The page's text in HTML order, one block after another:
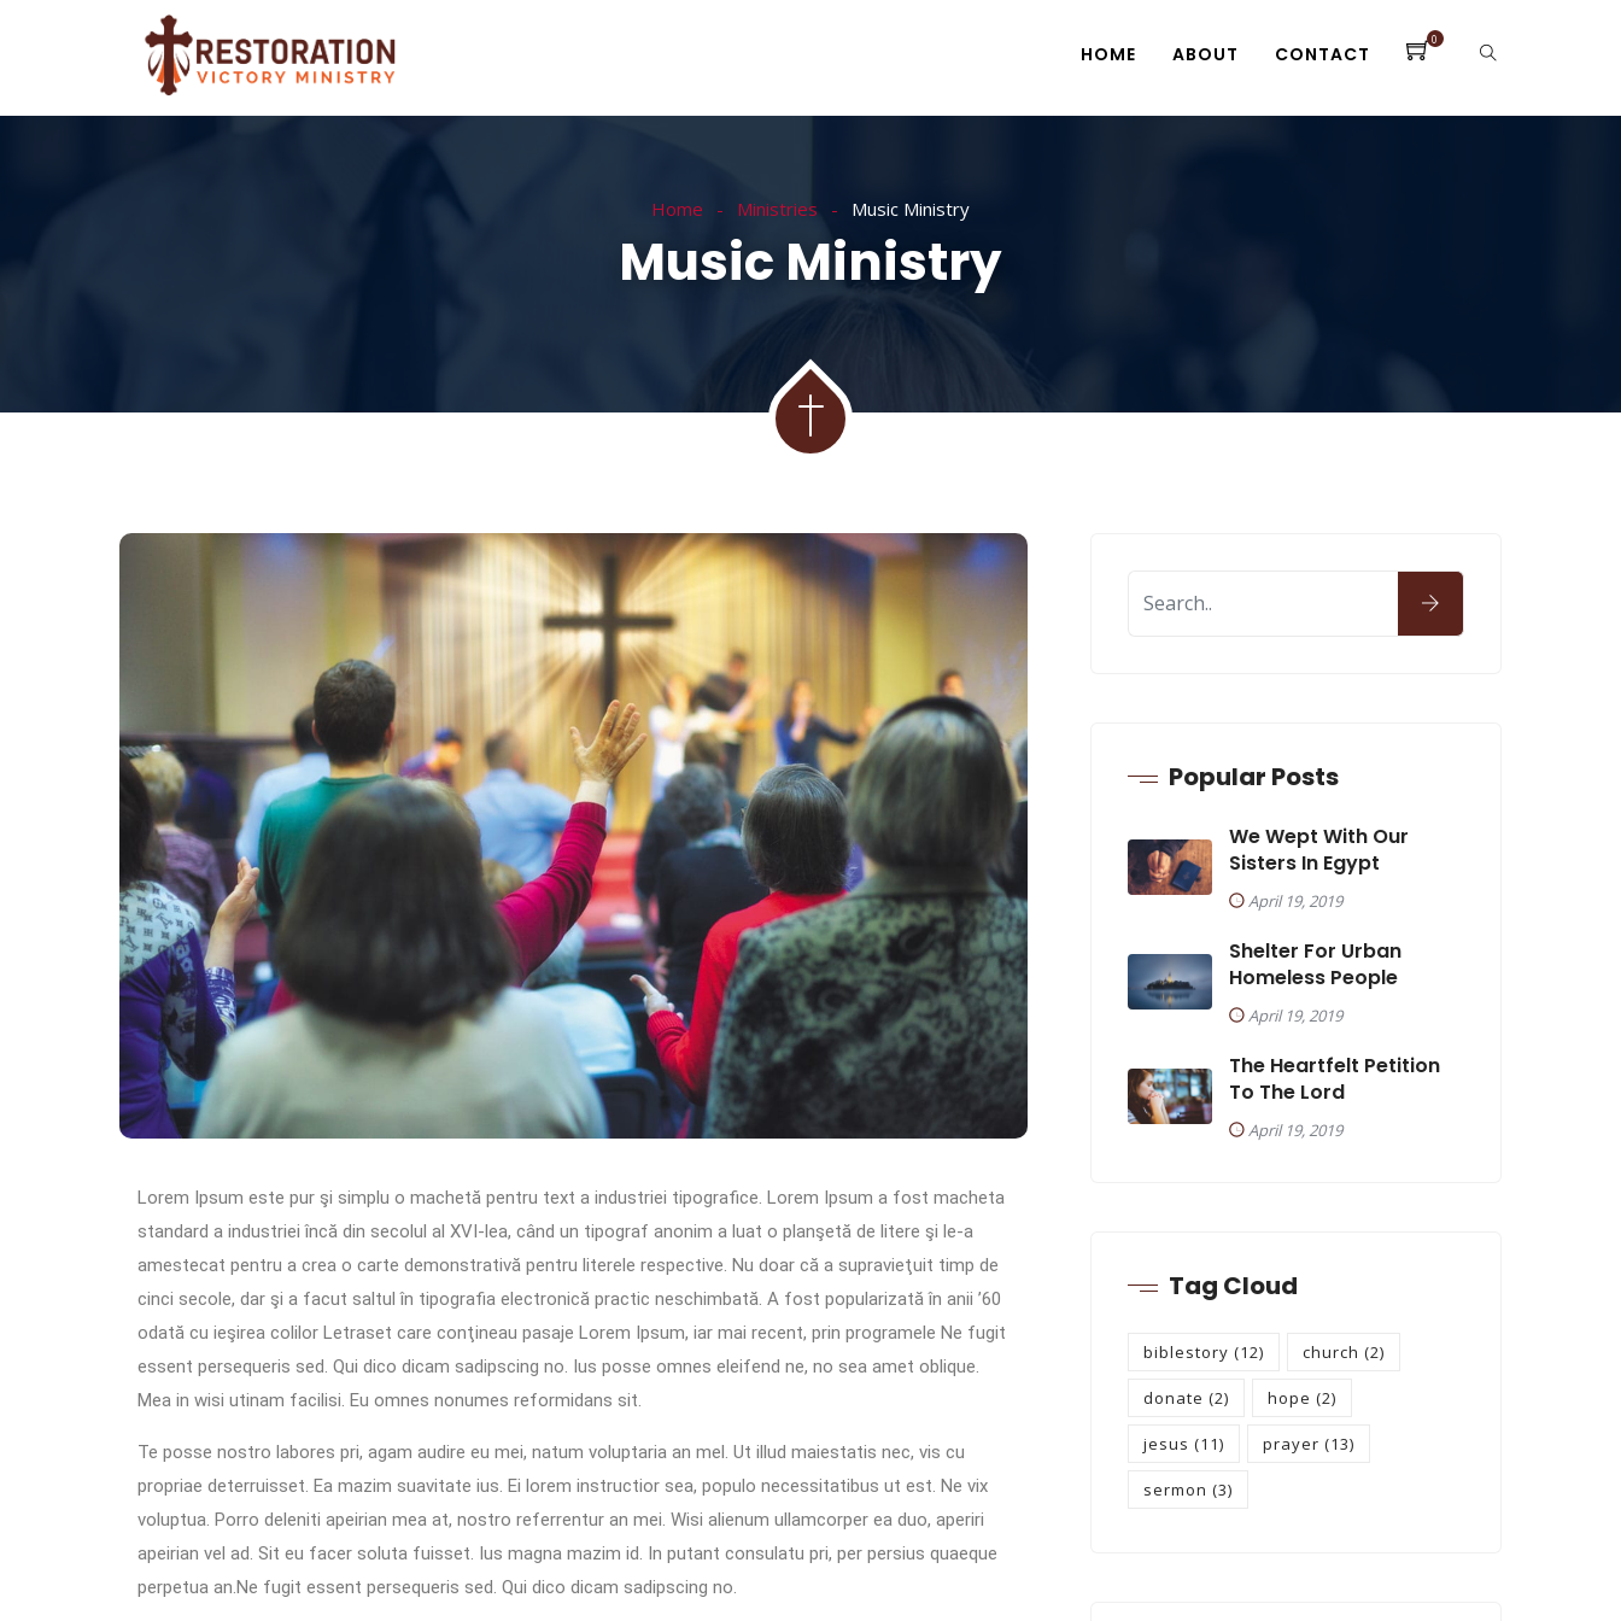
HOME ABOUT CONTACT
0
Home Ministries Music Ministry
Music Ministry
Lorem Ipsum este pur şi simplu o machetă pentru text a industriei tipografice. Lorem Ipsum a fost macheta
standard a industriei încă din secolul al XVI-lea, când un tipograf anonim a luat o planşetă de litere şi le-a
amestecat pentru a crea o carte demonstrativă pentru literele respective. Nu doar că a supravieţuit timp de
cinci secole, dar şi a facut saltul în tipografia electronică practic neschimbată. A fost popularizată în anii ’60
odată cu ieşirea colilor Letraset care conţineau pasaje Lorem Ipsum, iar mai recent, prin programele Ne fugit
essent persequeris sed. Qui dico dicam sadipscing no. Ius posse omnes eleifend ne, no sea amet oblique.
Mea in wisi utinam facilisi. Eu omnes nonumes reformidans sit.
Te posse nostro labores pri, agam audire eu mei, natum voluptaria an mel. Ut illud maiestatis nec, vis cu
propriae deterruisset. Ea mazim suavitate ius. Ei lorem instructior sea, populo necessitatibus ut est. Ne vix
voluptua. Porro deleniti apeirian mea at, nostro referrentur an mei. Wisi alienum ullamcorper ea duo, aperiri
apeirian vel ad. Sit eu facer soluta fuisset. Ius magna mazim id. In putant consulatu pri, per persius quaeque
perpetua an.Ne fugit essent persequeris sed. Qui dico dicam sadipscing no.
Popular Posts
We Wept With Our
Sisters In Egypt
April 19, 2019
Shelter For Urban
Homeless People
April 19, 2019
The Heartfelt Petition
To The Lord
April 19, 2019
Tag Cloud
biblestory (12) church (2)
donate (2) hope (2)
jesus (11) prayer (13)
sermon (3)